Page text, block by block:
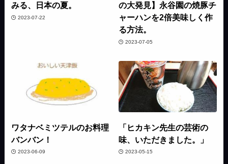
みる、日本の夏。
2023-07-22
の大発見】永谷園の焼豚チ
ャーハンを2倍美味しく作
る方法。
2023-07-05
ワタナベミツテルのお料理
バンバン！
2023-06-09
「ヒカキン先生の芸術の
味、いただきました。」
2023-05-15